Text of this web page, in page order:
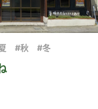
#秋 #冬